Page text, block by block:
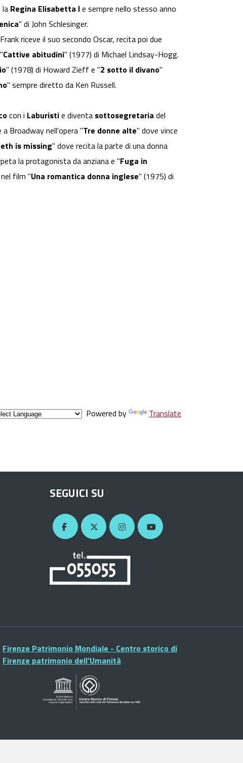
la Regina Elisabetta Ie sempre nello stesso anno
" di John Schlesinger.
riceve il suo secondo Oscar, recita poi due
Cattive abitudini" (1977) di Michael Lindsay-Hogg.
" (1978) di Howard Zieff e "2 sotto il divano"
" sempre diretto da Ken Russell.
con i Laburistie diventa sottosegretaria del
a Broadway nell'opera "Tre donne alte" dove vince
is missing" dove recita la parte di una donna
la protagonista da anziana e "Fuga in
film "Una romantica donna inglese" (1975) di
Powered by Translate
SEGUICI SU
Firenze Patrimonio Mondiale - Centro storico di
Firenze patrimonio dell’Umanità